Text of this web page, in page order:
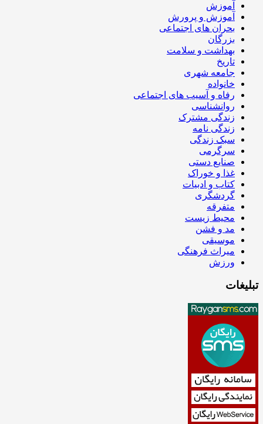
آموزش
آموزش و پرورش
بحران های اجتماعی
بزرگان
بهداشت و سلامت
تاریخ
جامعه شهری
خانواده
رفاه و آسیب های اجتماعی
روانشناسی
زندگی مشترک
زندگی نامه
سبک زندگی
سرگرمی
صنایع دستی
غذا و خوراک
کتاب و ادبیات
گردشگری
متفرقه
محیط زیست
مد و فشن
موسیقی
میراث فرهنگی
ورزش
تبلیغات